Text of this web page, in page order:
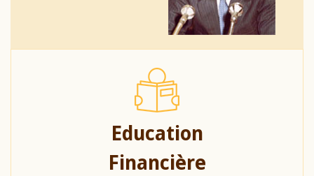
Education
Financière